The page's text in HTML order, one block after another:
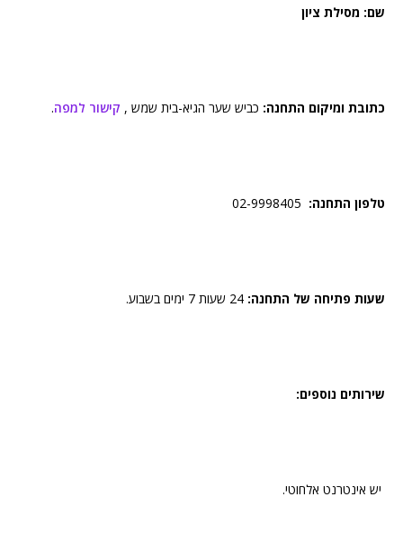
שם: מסילת ציון
כתובת ומיקום התחנה: כביש שער הגיא-בית שמש , קישור למפה.
טלפון התחנה:
שעות פתיחה של התחנה:
שירותים נוספים:
יש אינטרנט אלחוטי.